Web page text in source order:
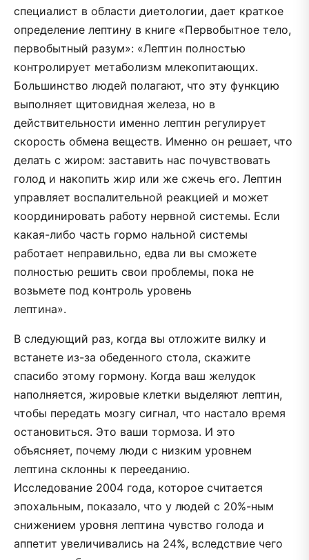
специалист в области диетологии, дает краткое
определение лептину в книге «Первобытное тело,
первобытный разум»: «Лептин полностью
контролирует метаболизм млекопитающих.
Большинство людей полагают, что эту функцию
выполняет щитовидная железа, но в
действительности именно лептин регулирует
скорость обмена веществ. Именно он решает, что
делать с жиром: заставить нас почувствовать
голод и накопить жир или же сжечь его. Лептин
управляет воспалительной реакцией и может
координировать работу нервной системы. Если
какая­-либо часть гормо­ нальной системы
работает неправильно, едва ли вы сможете
полностью решить свои проблемы, пока не
возьмете под контроль уровень
лептина».
В следующий раз, когда вы отложите вилку и
встанете из-­за обеденного стола, скажите
спасибо этому гормону. Когда ваш желудок
наполняется, жировые клетки выделяют лептин,
чтобы передать мозгу сигнал, что настало время
остановиться. Это ваши тормоза. И это
объясняет, почему люди с низким уровнем
лептина склонны к перееданию.
Исследование 2004 года, которое считается
эпохальным, показало, что у людей с 20%­-ным
снижением уровня лептина чувство голода и
аппетит увеличивались на 24%, вследствие чего